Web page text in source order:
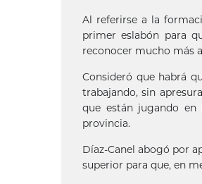
Al referirse a la
primer eslabón para
reconocer mucho más
Consideró que habrá
trabajando, sin
que están jugando en
provincia.
Díaz-Canel abogó por
superior para que, en